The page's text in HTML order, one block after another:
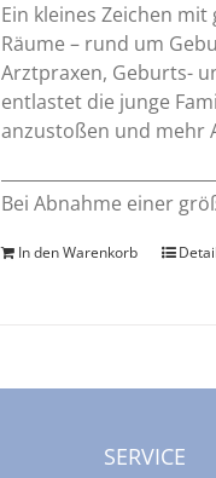
Ein kleines Zeichen
Räume – rund um
Arztpraxen, Geburts-
entlastet die junge
anzustoßen und mehr
Bei Abnahme einer
In den Warenkorb
SERVICE